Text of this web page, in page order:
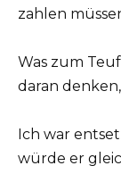
zahlen
Was zum
daran
Ich war
würde er